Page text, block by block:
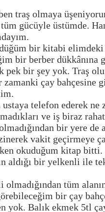
traş olmaya
gücüyle üstümde.
bir kitabi
bir berber dükkânına
pek bir şey yok. Traş
zamanki çay bahçesine
telefon ederek
ve iş biraz
bir yere de
vakit geçirmeye
okuduğum kitap bitti.
aldığı bir yelkenli ile
olmadığından tüm
bir çay
yok. Balık ekmek 5tl